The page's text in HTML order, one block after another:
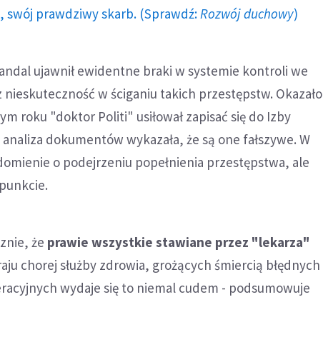
swój prawdziwy skarb. (Sprawdź:Rozwój duchowy)
ujawnił ewidentne braki w systemie kontroli we
nieskuteczność w ściganiu takich przestępstw. Okazało
roku "doktor Politi" usiłował zapisać się do Izby
dokumentów wykazała, że są one fałszywe. W
o podejrzeniu popełnienia przestępstwa, ale
że prawie wszystkie stawiane przez "lekarza"
chorej służby zdrowia, grożących śmiercią błędnych
wydaje się to niemal cudem - podsumowuje